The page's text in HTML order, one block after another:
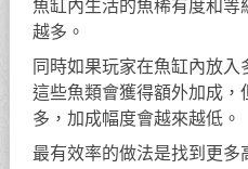
魚缸內生活的魚稀有度和
越多。
同時如果玩家在魚缸內放
這些魚類會獲得額外加成，
多，加成幅度會越來越低。
最有效率的做法是找到更多